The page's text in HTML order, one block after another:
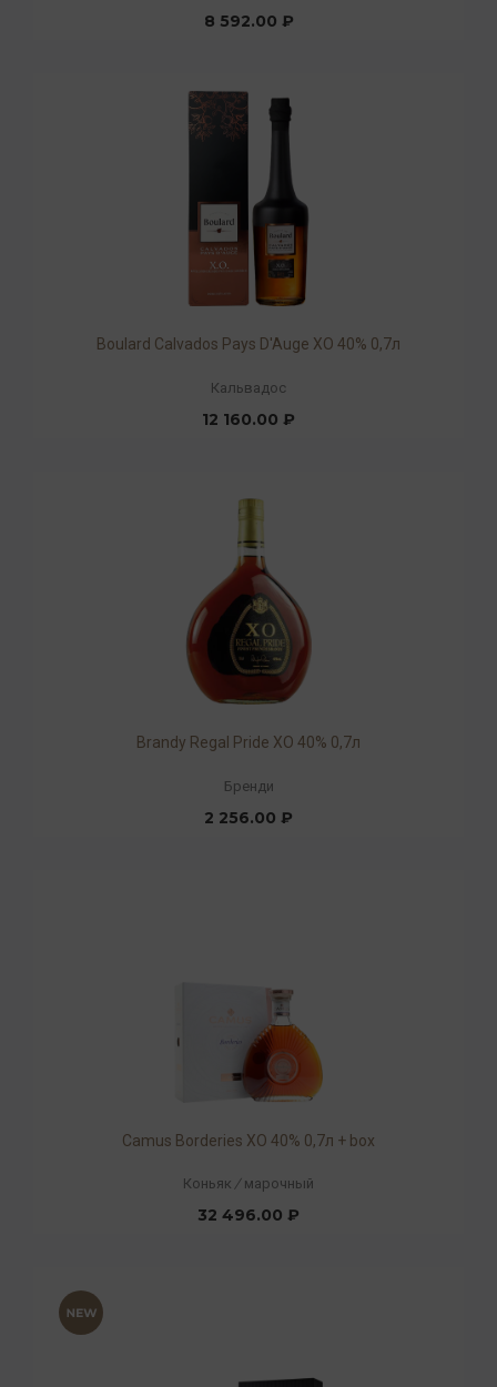
8 592.00 ₽
Boulard Calvados Pays D'Auge XO 40% 0,7л
Кальвадос
12 160.00 ₽
Brandy Regal Pride XO 40% 0,7л
Бренди
2 256.00 ₽
Camus Borderies XO 40% 0,7л + box
Коньяк / марочный
32 496.00 ₽